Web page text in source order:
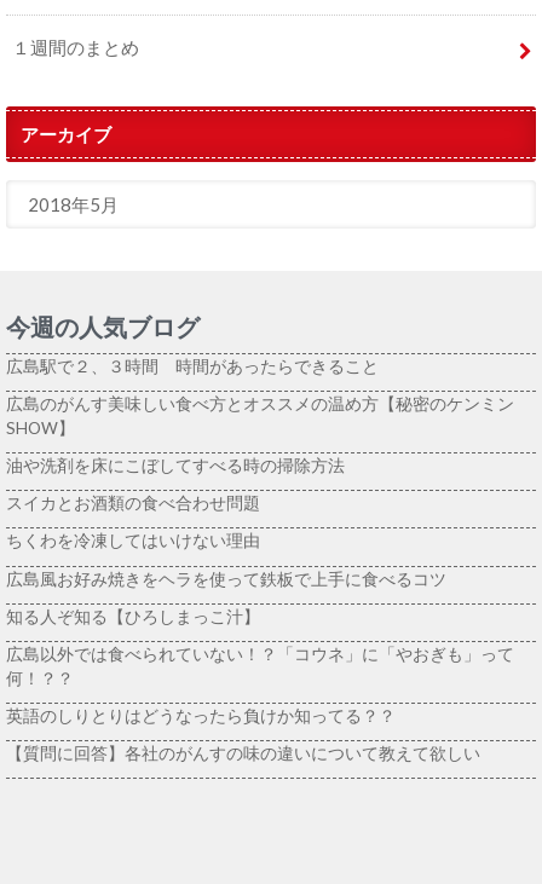
１週間のまとめ
アーカイブ
今週の人気ブログ
広島駅で２、３時間 時間があったらできること
広島のがんす美味しい食べ方とオススメの温め方【秘密のケンミン
SHOW】
油や洗剤を床にこぼしてすべる時の掃除方法
スイカとお酒類の食べ合わせ問題
ちくわを冷凍してはいけない理由
広島風お好み焼きをヘラを使って鉄板で上手に食べるコツ
知る人ぞ知る【ひろしまっこ汁】
広島以外では食べられていない！？「コウネ」に「やおぎも」って
何！？？
英語のしりとりはどうなったら負けか知ってる？？
【質問に回答】各社のがんすの味の違いについて教えて欲しい